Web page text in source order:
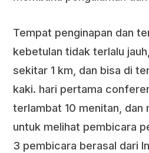
Tempat penginapan dan
kebetulan tidak terlalu
sekitar 1 km, dan bisa di
kaki. hari pertama
terlambat 10 menitan, dan
untuk melihat pembicara
3 pembicara berasal dari